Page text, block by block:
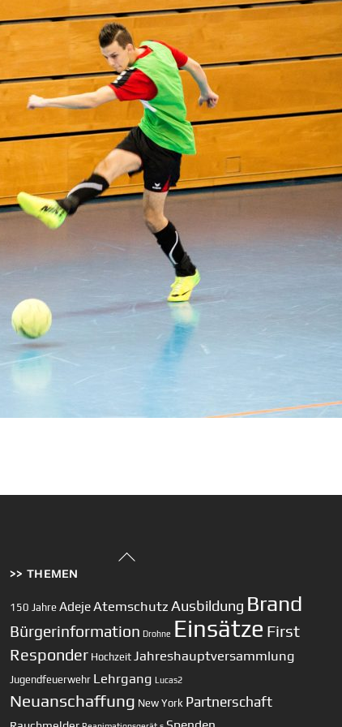
Back
>> THEMEN
150 Jahre AdejeAtemschutz Ausbildung Brand
Bürgerinformation Drohne Einsätze First
Responder Hochzeit Jahreshauptversammlung
Jugendfeuerwehr Lehrgang Lucas2
Neuanschaffung New York Partnerschaft